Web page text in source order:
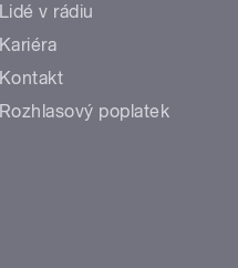
Lidé v rádiu
Kariéra
Kontakt
Rozhlasový poplatek